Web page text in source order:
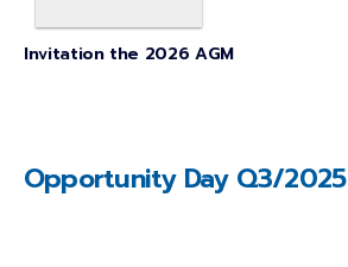
Invitation the 2026 AGM
Opportunity Day Q3/2025